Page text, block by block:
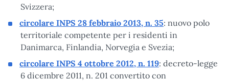
Svizzera;
circolare INPS 28 febbraio 2013, n. 35: nuovo polo
territoriale competente per i residenti in
Danimarca, Finlandia, Norvegia e Svezia;
circolare INPS 4 ottobre 2012, n. 119: decreto-legge
6 dicembre 2011, n. 201 convertito con